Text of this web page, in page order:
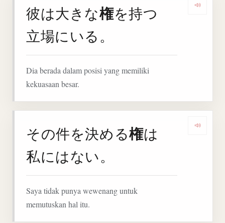
彼は大きな権を持つ
立場にいる。
Dia berada dalam posisi yang memiliki
kekuasaan besar.
その件を決める権は
私にはない。
Saya tidak punya wewenang untuk
memutuskan hal itu.